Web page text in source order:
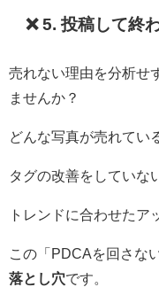
❌ 5. 投稿して終
売れない理由を分析せ
ませんか？
どんな写真が売れてい
タグの改善をしていな
トレンドに合わせたア
この「PDCAを回さな
落とし穴です。